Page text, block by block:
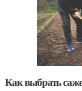
Как выбрать